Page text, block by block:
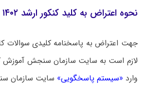
نحوه اعتراض به کلید کنکور ارشد ۱۴۰۲
لازم است به سایت سازمان سنجش آموزش
وارد «سیستم پاسخگویی» سایت سازمان